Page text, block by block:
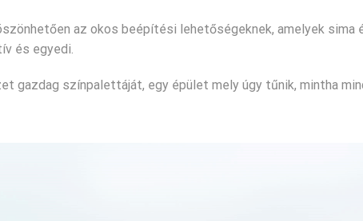
az okos beépítési lehetőségeknek, amelyek sima
és egyedi.
gazdag színpalettáját, egy épület mely úgy tűnik, mintha